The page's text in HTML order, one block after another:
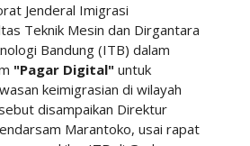
Jenderal Imigrasi
Teknik Mesin dan Dirgantara
Bandung (ITB) dalam
"Pagar Digital" untuk
keimigrasian di wilayah
disampaikan Direktur
Marantoko, usai rapat